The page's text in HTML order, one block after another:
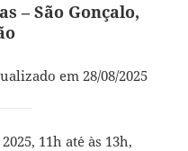
– São Gonçalo,
em 28/08/2025
11h at´e às 13h,